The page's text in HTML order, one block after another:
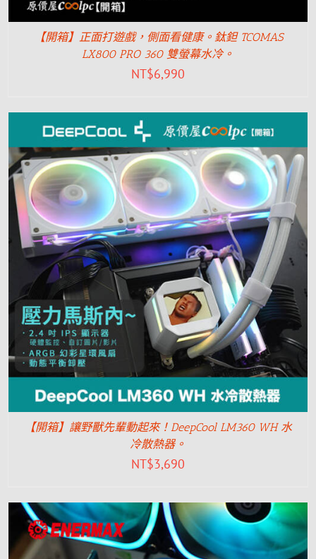
【開箱】正面打遊戲，側面看健康。鈦鉭 TCOMAS
LX800 PRO 360 雙螢幕水冷。
NT$6,990
【開箱】讓野獸先輩動起來！DeepCool LM360 WH 水
冷散熱器。
NT$3,690